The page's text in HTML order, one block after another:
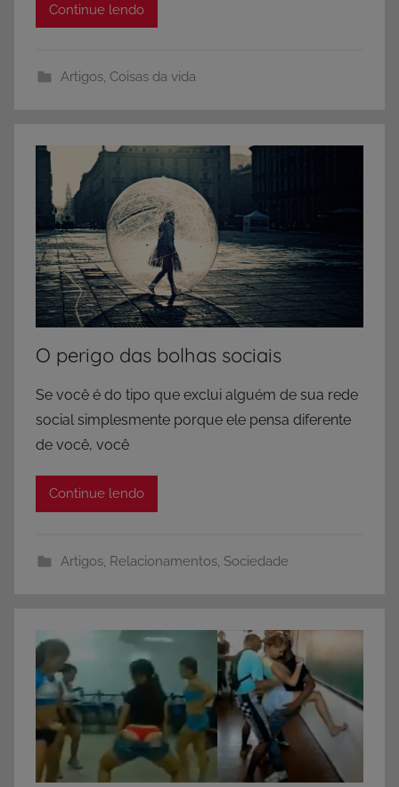
Continue lendo
Artigos, Coisas da vida
O perigo das bolhas sociais
Se você é do tipo que exclui alguém de sua rede
social simplesmente porque ele pensa diferente
de você, você
Continue lendo
Artigos, Relacionamentos, Sociedade